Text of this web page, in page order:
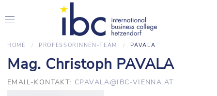
HOME PROFESSORINNEN-TEAM PAVALA
Mag. Christoph PAVALA
EMAIL-KONTAKT: CPAVALA@IBC-VIENNA.AT